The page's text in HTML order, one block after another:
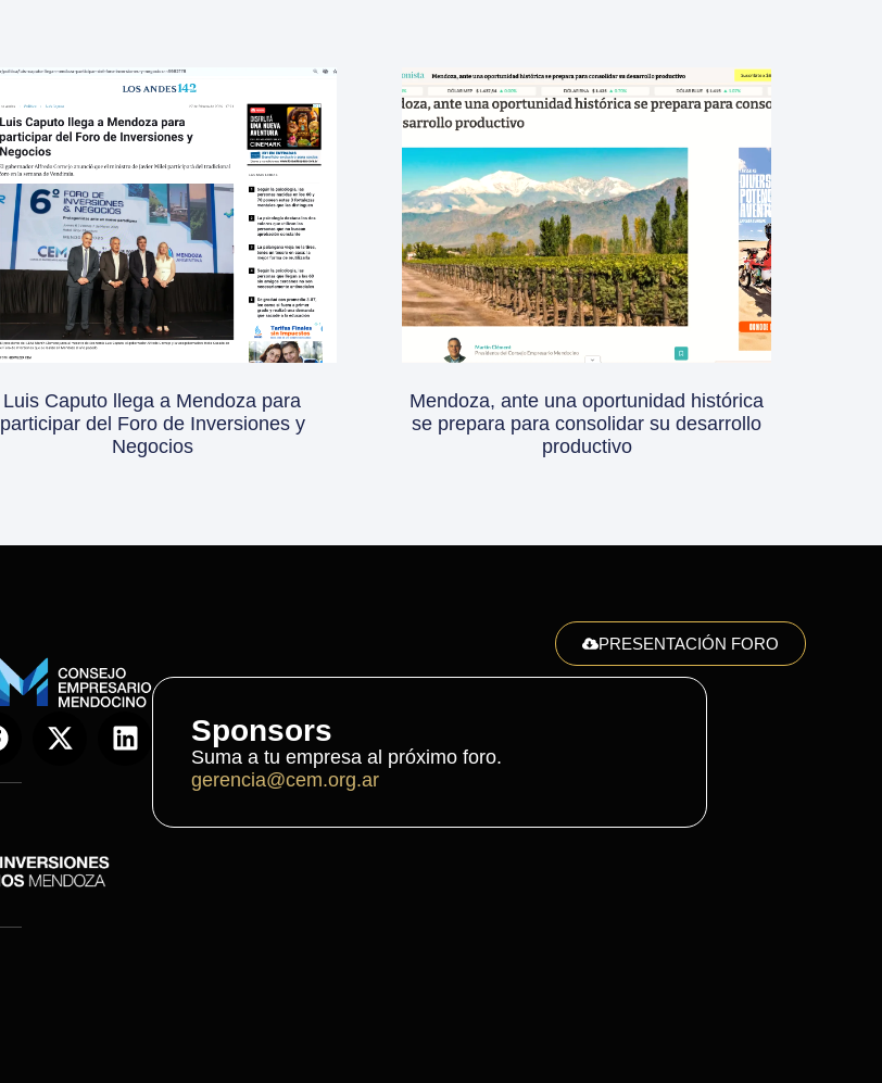
Luis Caputo llega a Mendoza para
participar del Foro de Inversiones y
Negocios
Mendoza, ante una oportunidad histórica
se prepara para consolidar su desarrollo
productivo
PRESENTACIÓN FORO
Sponsors
Suma a tu empresa al próximo foro.
gerencia@cem.org.ar